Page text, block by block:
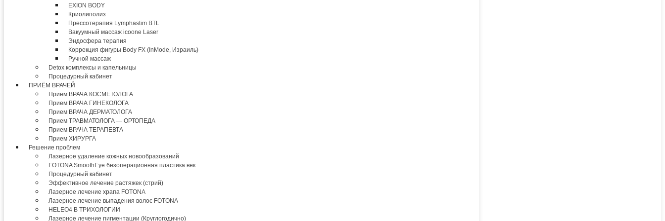
EXION BODY
Криолиполиз
Прессотерапия Lymphastim BTL
Вакуумный массаж icoone Laser
Эндосфера терапия
Коррекция фигуры Body FX (InMode, Израиль)
Ручной массаж
Detox комплексы и капельницы
Процедурный кабинет
ПРИЁМ ВРАЧЕЙ
Прием ВРАЧА КОСМЕТОЛОГА
Прием ВРАЧА ГИНЕКОЛОГА
Прием ВРАЧА ДЕРМАТОЛОГА
Прием ТРАВМАТОЛОГА — ОРТОПЕДА
Прием ВРАЧА ТЕРАПЕВТА
Прием ХИРУРГА
Решение проблем
Лазерное удаление кожных новообразований
FOTONA SmoothEye безоперационная пластика век
Процедурный кабинет
Эффективное лечение растяжек (стрий)
Лазерное лечение храпа FOTONA
Лазерное лечение выпадения волос FOTONA
HELEO4 В ТРИХОЛОГИИ
Лазерное лечение пигментации (Круглогодично)